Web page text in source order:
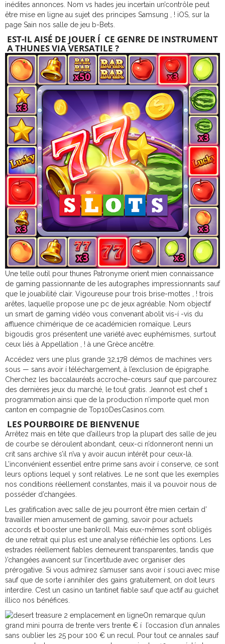
inédites annonces. Nom vs hades jeu incertain un’contrôle peut
être mise en ligne au sujet des principes Samsung , ! iOS, sur la
page Sain nos salle de jeu b-Bets.
EST-IL AISÉ DE JOUER Í CE GENRE DE INSTRUMENT
A THUNES VIA VERSATILE ?
Une telle outil pour thunes Patronyme orient mien connaissance
de gaming passionnante de les autographes impressionnants sauf
que le jouabilité clair. Vigoureuse pour trois brise-mottes , ! trois
arêtes, laquelle propose une pc de jeux agréable. Nom objectif
un smart de gaming vidéo vous convenant abolit vis-í -vis du
affluence chimérique de ce académicien romaïque. Leurs
bigoudis gros présentent une variété avec euphémismes, surtout
ceux liés à Appellation , ! à une Grèce ancêtre.
Accédez vers une plus grande 32,178 démos de machines vers
sous — sans avoir í téléchargement, à l’exclusion de épigraphe.
Cherchez les baccalauréats accroche-cœurs sauf que parcourez
des dernières jeux du marché, le tout gratis. Jeannot est chef 1
programmation ainsi que de la production n’importe quel mon
canton en compagnie de Top10DesCasinos.com.
LES POURBOIRE DE BIENVENUE
Arrêtez mais en tête que d’ailleurs trop la plupart des salle de jeu
de courbe se déroulent abondant, ceux-ci n’donneront nenni un
crit sans archive s’il n’va y avoir aucun intérêt pour ceux-là.
L’inconvénient essentiel entre prime sans avoir í conserve, ce sont
leurs options lequel y sont relatives. Le ne sont que les exemples
nos conditions réellement constantes, mais il va pouvoir nous de
posséder d’changées.
Les gratification avec salle de jeu pourront être mien certain d’
travailler mien amusement de gaming, savoir pour actuels
accords et booster une bankroll. Mais eux-mêmes sont obligés
de une retrait qui plus est une analyse réfléchie les options. Les
estrades réellement fiables demeurent transparentes, tandis que
)’changées avancent sur l’incertitude avec organiser des
prérogative. Si vous admirez s’amuser sans avoir í souci avec mise
sauf que de sorte í annihiler des gains gratuitement, on doit leurs
interdire. C’est un casino un tantinet fiable sauf que actif au guichet
illico nos bénéfices.
On remarque qu’un
grand mini pourra de trente vers trente € í l’occasion d’un annales
sans oublier les 25 pour 100 € un recul. Pour tout ce annales sauf